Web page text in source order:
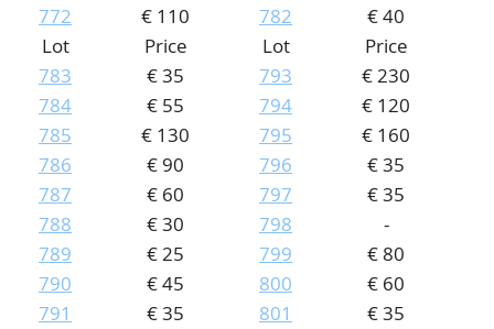
772
€ 110
782
€ 40
Lot
Price
783
€ 35
784
€ 55
785
€ 130
786
€ 90
787
€ 60
788
€ 30
789
€ 25
790
€ 45
791
€ 35
Lot
Price
793
€ 230
794
€ 120
795
€ 160
796
€ 35
797
€ 35
798
-
799
€ 80
800
€ 60
801
€ 35